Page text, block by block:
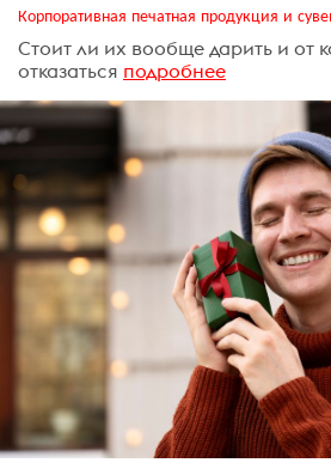
Корпоративная печатная продукция и
Стоит ли их вообще дарить и от
отказаться подробнее